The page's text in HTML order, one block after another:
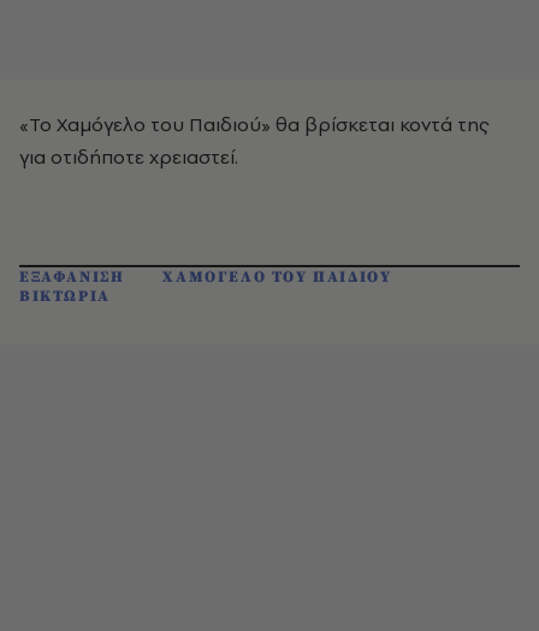
«To Χαμόγελο του Παιδιού» θα βρίσκεται κοντά της
για οτιδήποτε χρειαστεί.
ΕΞΑΦΑΝΙΣΗ
ΧΑΜΟΓΕΛΟ ΤΟΥ ΠΑΙΔΙΟΥ
ΒΙΚΤΩΡΙΑ